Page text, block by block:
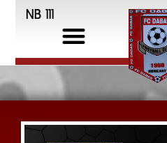
NB III